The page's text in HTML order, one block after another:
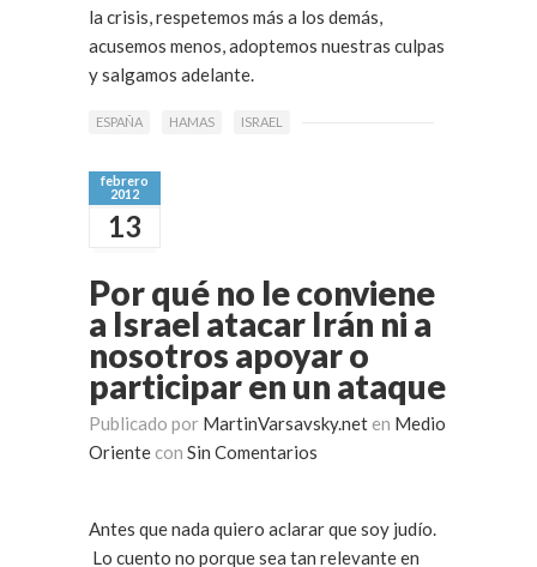
la crisis, respetemos más a los demás,
acusemos menos, adoptemos nuestras culpas
y salgamos adelante.
ESPAÑA HAMAS ISRAEL
febrero
2012
13
Por qué no le conviene
a Israel atacar Irán ni a
nosotros apoyar o
participar en un ataque
Publicado por MartinVarsavsky.net en Medio
Oriente con Sin Comentarios
Antes que nada quiero aclarar que soy judío.
Lo cuento no porque sea tan relevante en